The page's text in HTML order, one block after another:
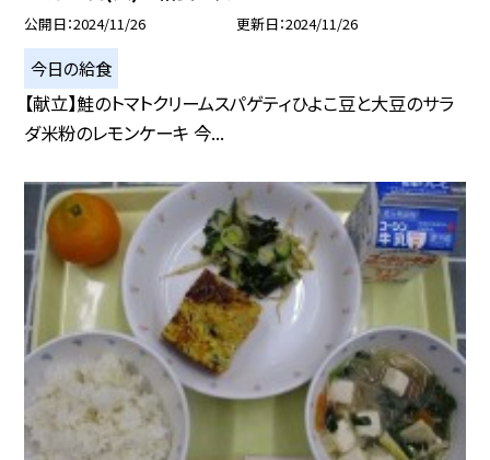
公開日 2024/11/26 更新日 2024/11/26
今日の給食
【献立】鮭のトマトクリームスパゲティひよこ豆と大豆のサラ
ダ米粉のレモンケーキ 今...